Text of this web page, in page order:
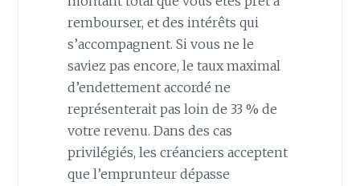
rembourser, et des intérêts qui
s’accompagnent. Si vous ne le
saviez pas encore, le taux maximal
d’endettement accordé ne
représenterait pas loin de 33 % de
votre revenu. Dans des cas
privilégiés, les créanciers acceptent
que l’emprunteur dépasse